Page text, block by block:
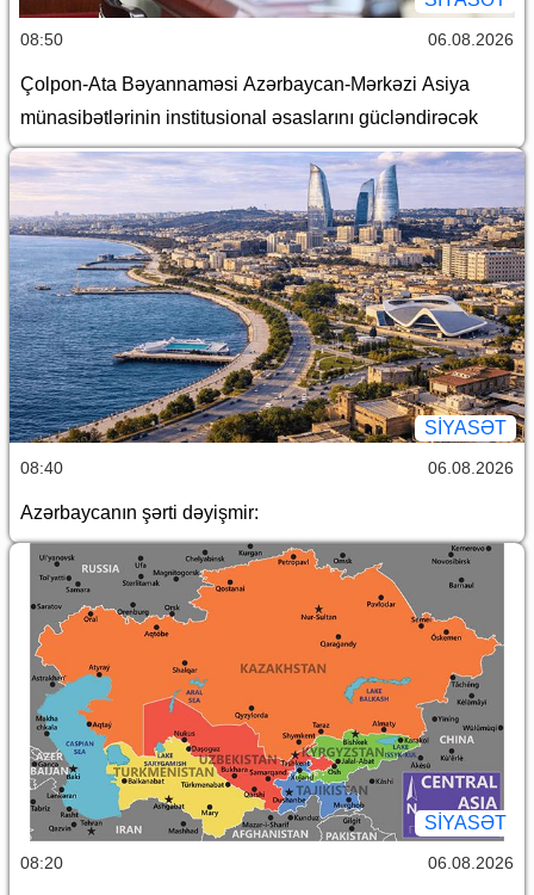
08:50 06.08.2026
Çolpon-Ata Bəyannaməsi Azərbaycan-Mərkəzi Asiya
münasibətlərinin institusional əsaslarını gücləndirəcək
SİYASƏT
08:40 06.08.2026
Azərbaycanın şərti dəyişmir:
SİYASƏT
08:20 06.08.2026